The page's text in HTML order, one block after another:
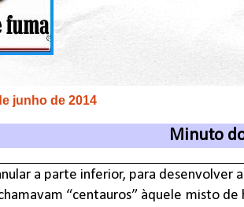
junho de 2014
Minuto
a parte inferior, para desenvolver
“centauros” àquele misto